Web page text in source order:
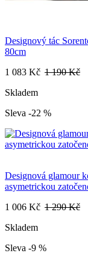
Designový tác
80cm
1 083 Kč 1 190 Kč
Skladem
Sleva -22 %
Designová glamour
asymetrickou
1 006 Kč 1 290 Kč
Skladem
Sleva -9 %